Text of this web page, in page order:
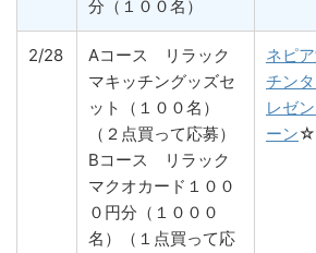
分（１００名）
2/28
Aコース リラック
マキッチングッズセ
ット（１００名）
（２点買って応募）
Bコース リラック
マクオカード１００
０円分（１０００
名）（１点買って応
ネピ
チン
レゼ
ーン